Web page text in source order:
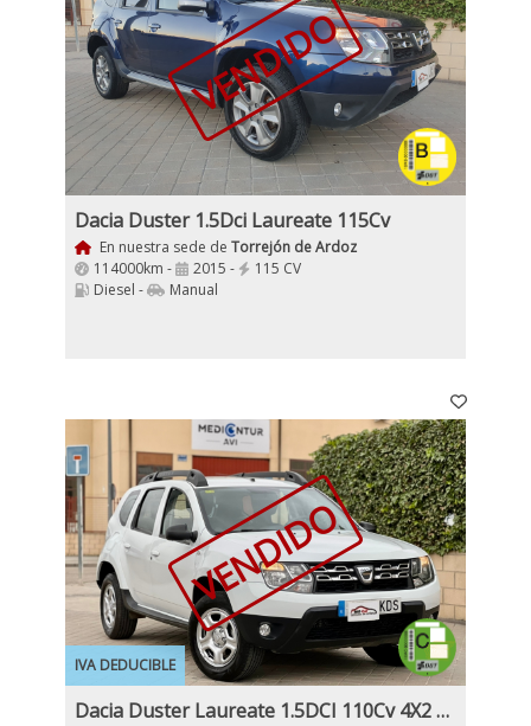
VENDIDO
Dacia Duster 1.5Dci Laureate 115Cv
En nuestra sede de Torrejón de Ardoz
114000km -
2015 -
115 CV
Diesel -
Manual
IVA DEDUCIBLE
VENDIDO
Dacia Duster Laureate 1.5DCI 110Cv 4X2 EU6